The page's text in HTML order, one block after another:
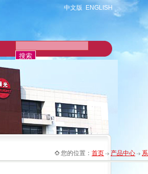
中文版 ENGLISH
您的位置： 首页 产品中心